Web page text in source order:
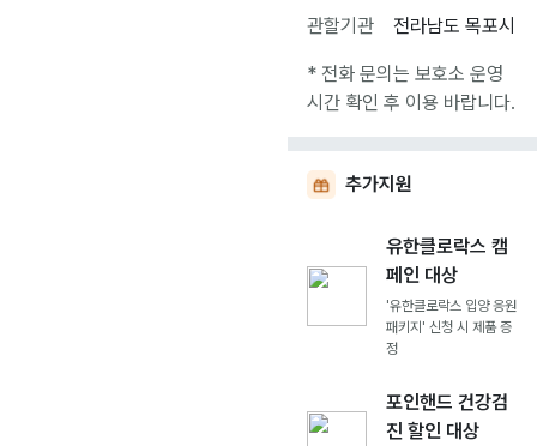
관할기관
전라남도 목포시
* 전화 문의는 보호소 운영
시간 확인 후 이용 바랍니다.
추가지원
유한클로락스 캠
페인 대상
'유한클로락스 입양 응원
패키지' 신청 시 제품 증
정
포인핸드 건강검
진 할인 대상